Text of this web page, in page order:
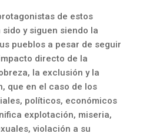
de estos
y siguen siendo la
pueblos a pesar de seguir
directo de la
la exclusión y la
que en el caso de los
políticos, económicos
explotación, miseria,
violación a su